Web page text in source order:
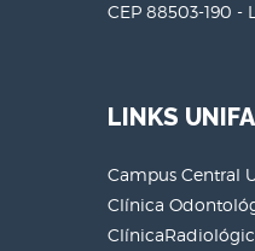
CEP 88503-190 -
LINKS
Campus Central
Clínica